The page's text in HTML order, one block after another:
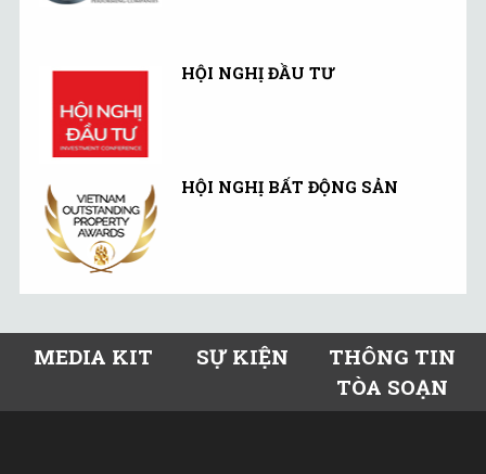
HỘI NGHỊ ĐẦU TƯ
HỘI NGHỊ BẤT ĐỘNG SẢN
MEDIA KIT SỰ KIỆN
THÔNG TIN
TÒA SOẠN